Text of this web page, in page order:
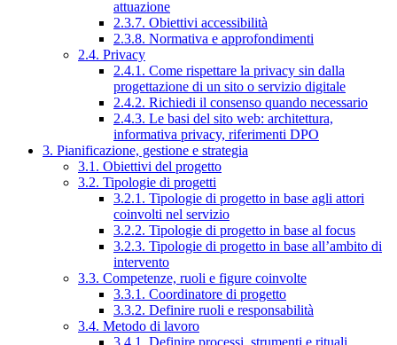
attuazione
2.3.7. Obiettivi accessibilità
2.3.8. Normativa e approfondimenti
2.4. Privacy
2.4.1. Come rispettare la privacy sin dalla
progettazione di un sito o servizio digitale
2.4.2. Richiedi il consenso quando necessario
2.4.3. Le basi del sito web: architettura,
informativa privacy, riferimenti DPO
3. Pianificazione, gestione e strategia
3.1. Obiettivi del progetto
3.2. Tipologie di progetti
3.2.1. Tipologie di progetto in base agli attori
coinvolti nel servizio
3.2.2. Tipologie di progetto in base al focus
3.2.3. Tipologie di progetto in base all’ambito di
intervento
3.3. Competenze, ruoli e figure coinvolte
3.3.1. Coordinatore di progetto
3.3.2. Definire ruoli e responsabilità
3.4. Metodo di lavoro
3.4.1. Definire processi, strumenti e rituali